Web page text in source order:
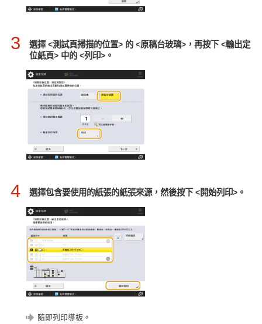
3
選擇 <測試頁掃描的位置> 的 <原稿台玻璃>，再按下 <輸出定
位紙頁> 中的 <列印>。
4 選擇包含要使用的紙張的紙張來源，然後按下 <開始列印>。
隨即列印導板。